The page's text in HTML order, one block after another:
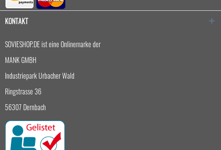
KONTAKT
SOVIESHOP.DE ist eine Onlinemarke der
MANK GMBH
Industriepark Urbacher Wald
Ringstrasse 36
56307 Dernbach